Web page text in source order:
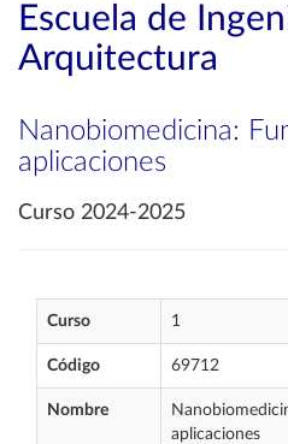
Escuela de
Arquitectura
Nanobiomedicina:
aplicaciones
Curso 2024-2025
Curso 1
Código 69712
Nombre
aplicaciones